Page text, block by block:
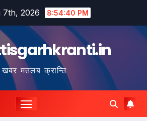
7th, 2026 8:54:40 PM
खबर मतलब क्रान्ति